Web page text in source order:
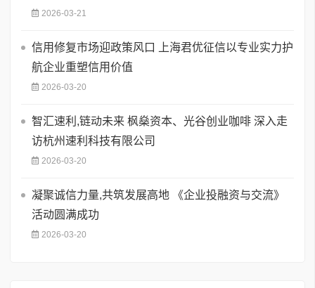
2026-03-21
信用修复市场迎政策风口 上海君优征信以专业实力护
航企业重塑信用价值
2026-03-20
智汇速利,链动未来 枫燊资本、光谷创业咖啡 深入走
访杭州速利科技有限公司
2026-03-20
凝聚诚信力量,共筑发展高地 《企业投融资与交流》
活动圆满成功
2026-03-20